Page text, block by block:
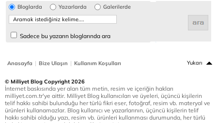
Bloglarda Yazarlarda Galerilerde
Sadece bu yazarın bloglarında ara
Anasayfa | Bize Ulaşın | Kullanım Koşulları Yukarı
© Milliyet Blog Copyright 2026
İnternet baskısında yer alan tüm metin, resim ve içeriğin hakları
milliyet.com.tr'ye aittir. Milliyet Blog kullanıcıları ve üyeleri, üçüncü kişilerin
telif hakkı sahibi bulunduğu her türlü fikri eser, fotoğraf, resim vb. materyal ve
ürünleri kullanamazlar. Blog kullanıcı ve yazarlarının, üçüncü kişilerin telif
hakkı sahibi olduğu yazı, resim vb. ürünleri kullanması durumunda, her türlü